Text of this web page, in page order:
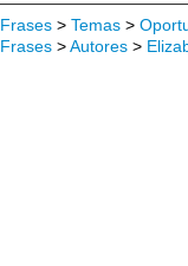
Frases > Temas >
Frases >Autores >